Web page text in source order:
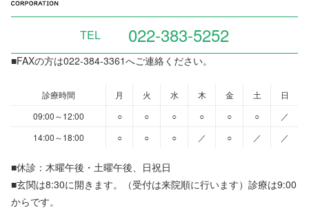
TEL 022-383-5252
■FAXの方は022-384-3361へご連絡ください。
診療時間 月 火 水 木 金 土
日
09:00～12:00
○ ○ ○ ○ ○ ○
／
14:00～18:00
○ ○ ○ ／ ○ ／ ／
■休診：木曜午後・土曜午後、日祝日
■玄関は8:30に開きます。（受付は来院順に行います）診療は9:00
からです。